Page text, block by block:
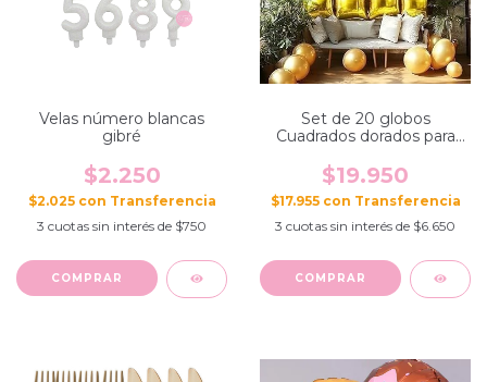
Velas número blancas
gibré
$2.250
$2.025 con
3 cuotas sin interés de $750
COMPRAR
Set de 20 globos
Cuadrados dorados para
$19.950
$17.955 con
3 cuotas sin interés de $6.650